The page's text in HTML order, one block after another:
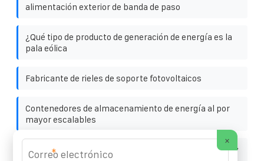
alimentación exterior de banda de paso
¿Qué tipo de producto de generación de energía es la
pala eólica
Fabricante de rieles de soporte fotovoltaicos
Contenedores de almacenamiento de energía al por
mayor escalables
Plan de costes para una estación base híbrida eólica y
×
*